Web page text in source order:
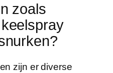
zoals
zijn er diverse